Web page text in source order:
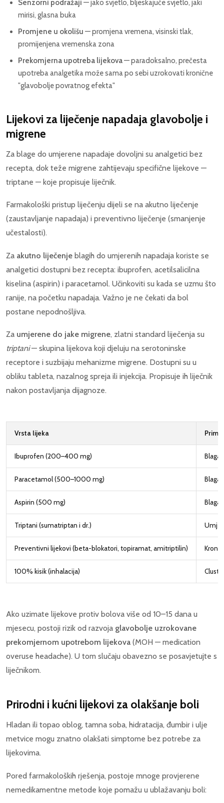
Senzorni podražaji — jako svjetlo, bljeskajuće svjetlo, jaki
mirisi, glasna buka
Promjene u okolišu — promjena vremena, visinski tlak,
promijenjena vremenska zona
Prekomjerna upotreba lijekova— paradoksalno, prečesta
upotreba analgetika može sama po sebi uzrokovati kronične
"glavobolje povratnog efekta"
Lijekovi za liječenje napadaja glavobolje i
migrene
Za blage do umjerene napadaje dovoljni su analgetici bez
recepta, dok teže migrene zahtijevaju specifične lijekove —
triptane — koje propisuje liječnik.
Farmakološki pristup liječenju dijeli se na akutno liječenje
(zaustavljanje napadaja) i preventivno liječenje (smanjenje
učestalosti).
Za akutno liječenje blagih do umjerenih napadaja koriste se
analgetici dostupni bez recepta: ibuprofen, acetilsalicilna
kiselina (aspirin) i paracetamol. Učinkoviti su kada se uzmu što
ranije, na početku napadaja. Važno je ne čekati da bol
postane nepodnošljiva.
Za umjerene do jake migrene, zlatni standard liječenja su
triptani— skupina lijekova koji djeluju na serotoninske
receptore i suzbijaju mehanizme migrene. Dostupni su u
obliku tableta, nazalnog spreja ili injekcija. Propisuje ih liječnik
nakon postavljanja dijagnoze.
Vrsta lijeka
Ibuprofen (200–400 mg) Blaga
Paracetamol (500–1000 mg) Blaga
Aspirin (500 mg) Blaga
Triptani (sumatriptan i dr.)
Preventivni lijekovi (beta-blokatori, topiramat, amitriptilin)
100% kisik (inhalacija)
Ako uzimate lijekove protiv bolova više od 10–15 dana u
mjesecu, postoji rizik od razvoja glavobolje uzrokovane
prekomjernom upotrebom lijekova (MOH — medication
overuse headache). U tom slučaju obavezno se posavjetujte s
liječnikom.
Prirodni i kućni lijekovi za olakšanje boli
Hladan ili topao oblog, tamna soba, hidratacija, đumbir i ulje
metvice mogu znatno olakšati simptome bez potrebe za
lijekovima.
Pored farmakoloških rješenja, postoje mnoge provjerene
nemedikamentne metode koje pomažu u ublažavanju boli: